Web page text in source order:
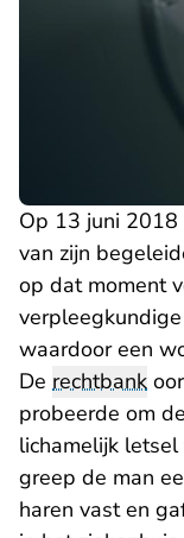
Op 13 juni 2018
van zijn
op dat moment
waardoor een
De rechtbank
probeerde om
lichamelijk
greep de man
haren vast en